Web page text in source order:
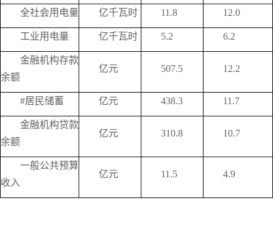
全社会用电量 亿千瓦时 11.8 12.0
工业用电量 亿千瓦时 5.2 6.2
金融机构存款
余额
亿元 507.5 12.2
#居民储蓄 亿元 438.3 11.7
金融机构贷款
余额
亿元 310.8 10.7
一般公共预算
收入
亿元 11.5 4.9